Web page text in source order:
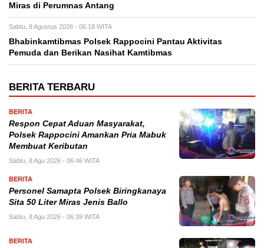
Miras di Perumnas Antang
Sabtu, 8 Agustus 2026 - 06:18 WITA
Bhabinkamtibmas Polsek Rappocini Pantau Aktivitas
Pemuda dan Berikan Nasihat Kamtibmas
BERITA TERBARU
BERITA
Respon Cepat Aduan Masyarakat,
Polsek Rappocini Amankan Pria Mabuk
Membuat Keributan
Sabtu, 8 Agu 2026 - 06:46 WITA
BERITA
Personel Samapta Polsek Biringkanaya
Sita 50 Liter Miras Jenis Ballo
Sabtu, 8 Agu 2026 - 06:39 WITA
BERITA